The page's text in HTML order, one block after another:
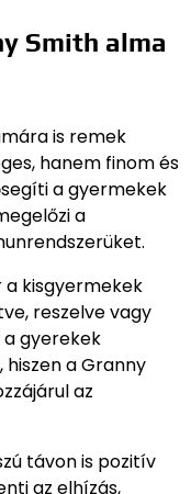
Smith alma
is remek
hanem finom és
a gyermekek
a
kisgyermekek
reszelve vagy
a gyerekek
a Granny
az
távon is pozitív
az elhízás,